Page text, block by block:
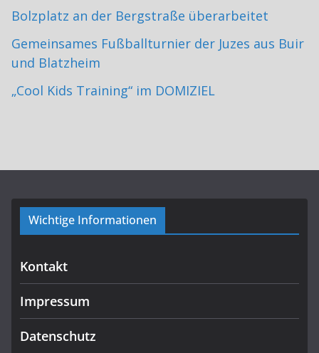
Bolzplatz an der Bergstraße überarbeitet
Gemeinsames Fußballturnier der Juzes aus Buir
und Blatzheim
„Cool Kids Training“ im DOMIZIEL
Wichtige Informationen
Kontakt
Impressum
Datenschutz